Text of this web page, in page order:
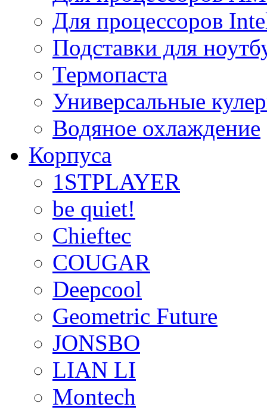
Для процессоров
Подставки для
Термопаста
Универсальные
Водяное охлаждение
Корпуса
1STPLAYER
be quiet!
Chieftec
COUGAR
Deepcool
Geometric Future
JONSBO
LIAN LI
Montech